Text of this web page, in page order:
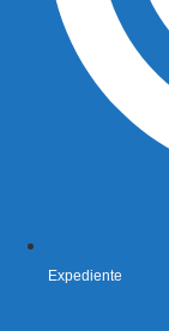
Expediente